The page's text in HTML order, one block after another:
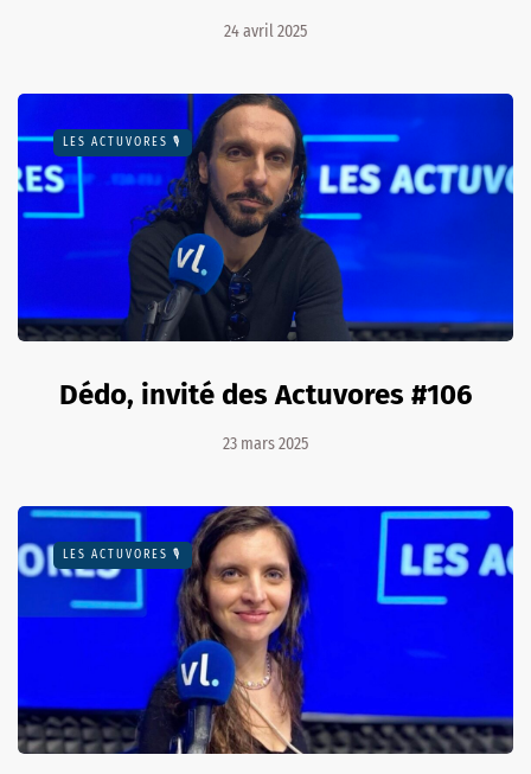
24 avril 2025
LES ACTUVORES 🎙
Dédo, invité des Actuvores #106
23 mars 2025
LES ACTUVORES 🎙